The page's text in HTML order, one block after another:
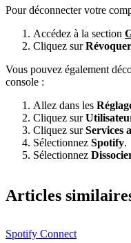
Pour déconnecter votre
Accédez à la section
Cliquez sur
Vous pouvez également
console :
Allez dans les
Cliquez sur
Cliquez surServices
Sélectionnez Spotify.
Sélectionnez
Articles
Spotify Connect